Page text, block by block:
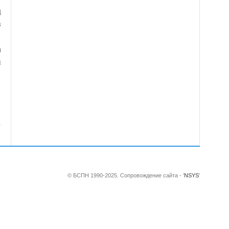
© БСПН 1990-2025. Сопровождение сайта - 'NSYS'